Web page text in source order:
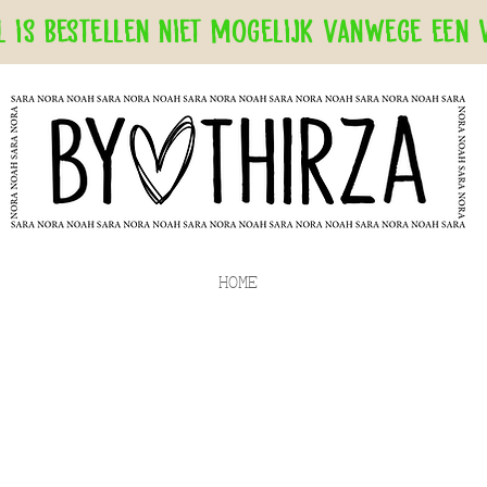
is bestellen niet mogelijk vanwege een
HOME